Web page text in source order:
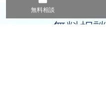
無料相談
無料相談